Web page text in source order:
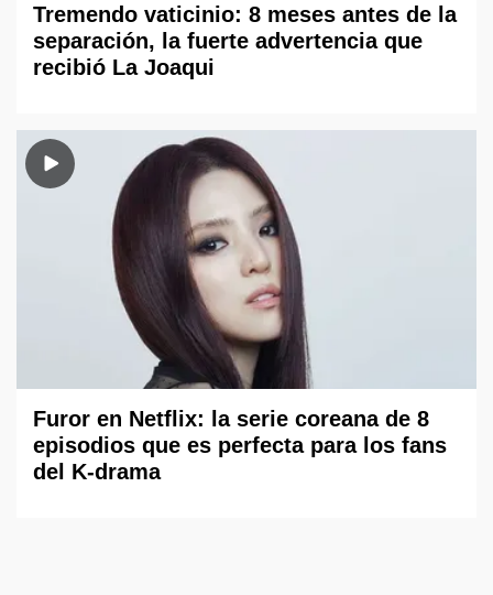
Tremendo vaticinio: 8 meses antes de la
separación, la fuerte advertencia que
recibió La Joaqui
Furor en Netflix: la serie coreana de 8
episodios que es perfecta para los fans
del K-drama